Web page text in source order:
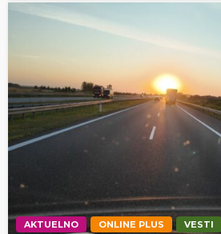
AKTUELNO ONLINE PLUS VESTI